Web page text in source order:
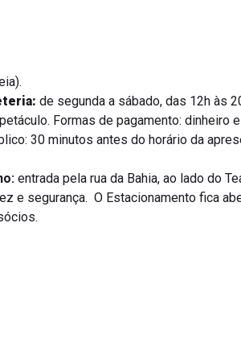
de segunda a sábado, das 12h às
Formas de pagamento:
30 minutos antes do horário da
entrada pela rua da Bahia, ao lado do
e segurança. O Estacionamento fica